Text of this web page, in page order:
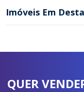
Imóveis Em
QUER